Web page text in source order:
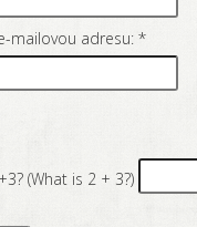
mailovou adresu: *
(What is 2 + 3?)